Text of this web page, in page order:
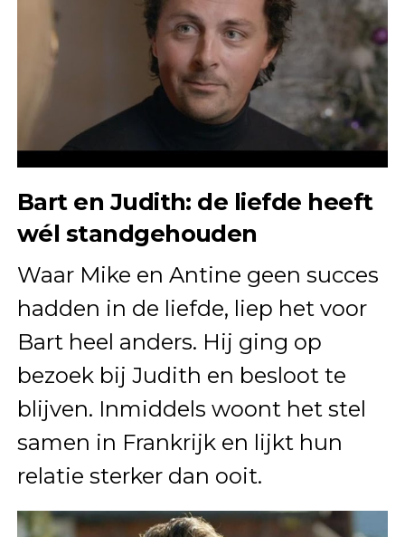
Bart en Judith: de liefde heeft
wél standgehouden
Waar Mike en Antine geen succes
hadden in de liefde, liep het voor
Bart heel anders. Hij ging op
bezoek bij Judith en besloot te
blijven. Inmiddels woont het stel
samen in Frankrijk en lijkt hun
relatie sterker dan ooit.